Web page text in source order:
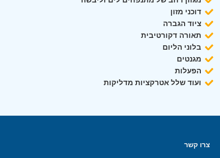
דוכני מזון
ציוד הגברה
תאורה דקורטיבית
בלוני הליום
מגנטים
הפעלות
ועוד שלל אטרקציות מדליקות
צרו קשר